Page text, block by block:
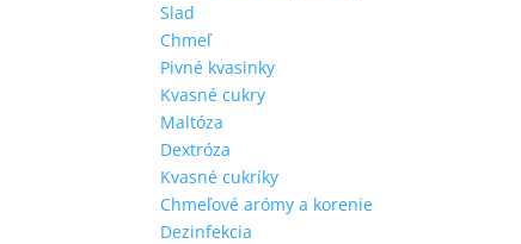
Slad
Chmeľ
Pivné kvasinky
Kvasné cukry
Maltóza
Dextróza
Kvasné cukríky
Chmeľové arómy a korenie
Dezinfekcia